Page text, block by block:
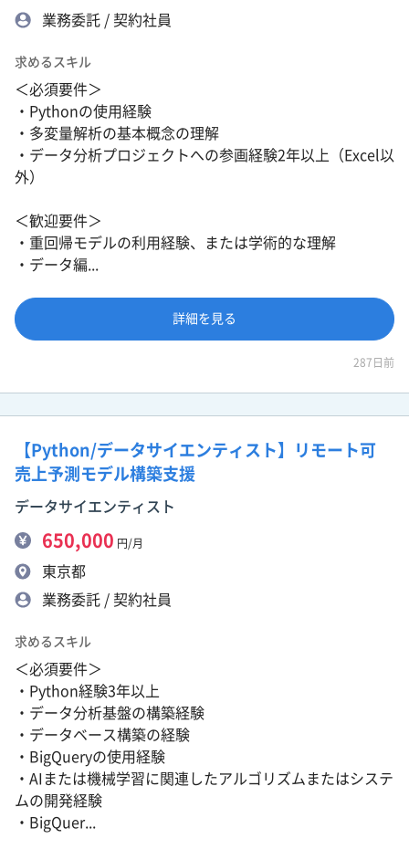
業務委託 / 契約社員
求めるスキル
＜必須要件＞
・Pythonの使用経験
・多変量解析の基本概念の理解
・データ分析プロジェクトへの参画経験2年以上（Excel以
外）
＜歓迎要件＞
・重回帰モデルの利用経験、または学術的な理解
・データ編...
詳細を見る
287日前
【Python/データサイエンティスト】リモート可
売上予測モデル構築支援
データサイエンティスト
650,000 円/月
東京都
業務委託 / 契約社員
求めるスキル
＜必須要件＞
・Python経験3年以上
・データ分析基盤の構築経験
・データベース構築の経験
・BigQueryの使用経験
・AIまたは機械学習に関連したアルゴリズムまたはシステ
ムの開発経験
・BigQuer...